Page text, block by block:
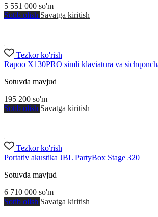
5 551 000 so'm
Sotib olish Savatga kiritish
Tezkor ko'rish
Rapoo X130PRO simli klaviatura va
Sotuvda mavjud
195 200 so'm
Sotib olish Savatga kiritish
Tezkor ko'rish
Portativ akustika JBL PartyBox Stage 320
Sotuvda mavjud
6 710 000 so'm
Sotib olish Savatga kiritish